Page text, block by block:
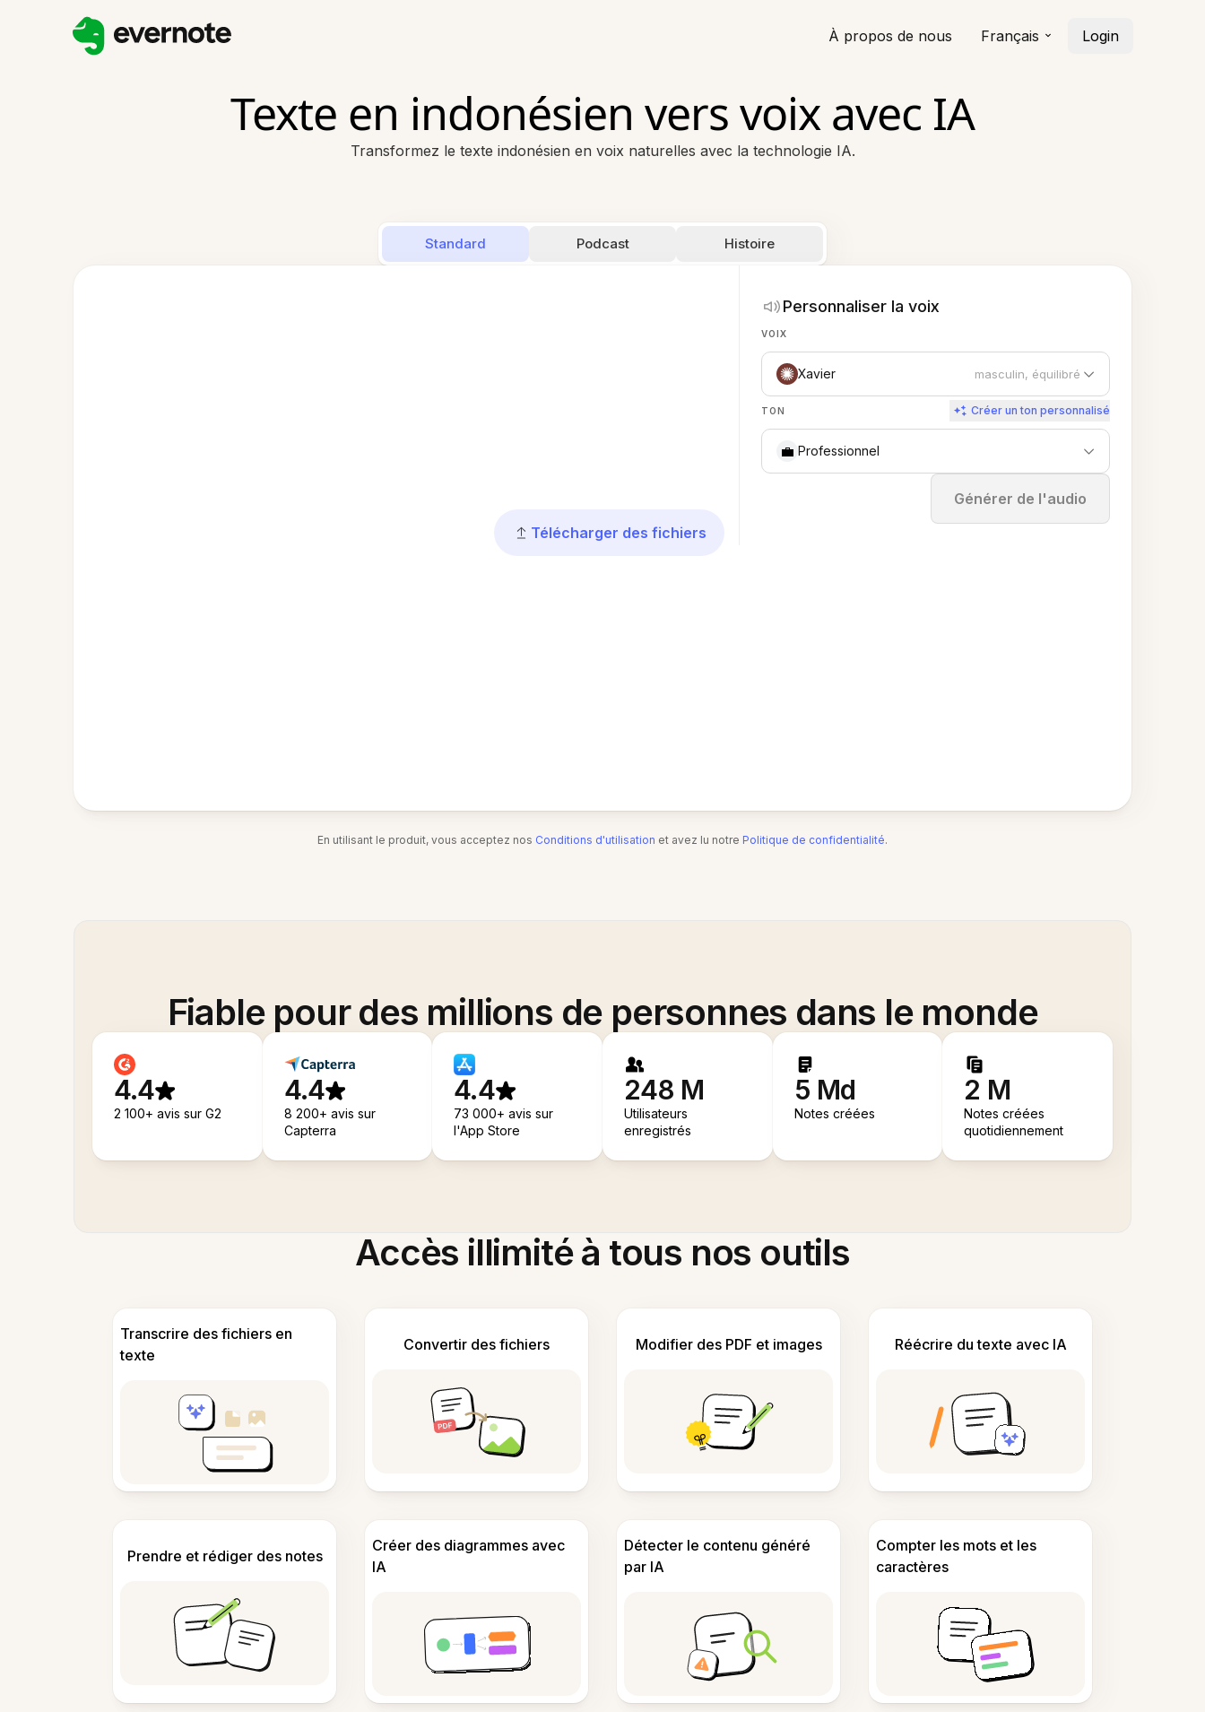
À propos de nous Français Login
Texte en indonésien vers voix avec IA
Transformez le texte indonésien en voix naturelles avec la technologie IA.
Standard Podcast Histoire
Télécharger des fichiers
Personnaliser la voix
VOIX
Xavier masculin, équilibré
TON Créer un ton personnalisé
💼 Professionnel
Générer de l'audio
Arrêter
En utilisant le produit, vous acceptez nos Conditions d'utilisation et avez lu notre Politique de confidentialité.
Fiable pour des millions de personnes dans le monde
4.4
2 100+ avis sur G2
4.4
8 200+ avis sur
Capterra
4.4
73 000+ avis sur
l'App Store
248 M
Utilisateurs
enregistrés
5 Md
Notes créées
2 M
Notes créées
quotidiennement
Accès illimité à tous nos outils
Transcrire des fichiers en
texte
Convertir des fichiers Modifier des PDF et images Réécrire du texte avec IA
Prendre et rédiger des notes
Créer des diagrammes avec
IA
Détecter le contenu généré
par IA
Compter les mots et les
caractères